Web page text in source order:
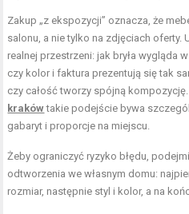
Zakup „z ekspozycji” oznacza, że
salonu, a nie tylko na zdjęciach oferty.
realnej przestrzeni: jak bryła wygląda
czy kolor i faktura prezentują się tak
czy całość tworzy spójną
krakówtakie podejście bywa
gabaryt i proporcje na miejscu.
Żeby ograniczyć ryzyko błędu,
odtworzenia we własnym domu:
rozmiar, następnie styl i kolor, a na